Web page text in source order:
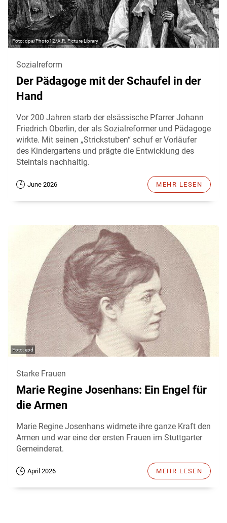
dpa/Photo12/A,R. Picture Library
Sozialreform
Der Pädagoge mit der Schaufel in der
Hand
Vor 200 Jahren starb der elsässische Pfarrer Johann
Friedrich Oberlin, der als Sozialreformer und Pädagoge
wirkte. Mit seinen „Strickstuben“ schuf er Vorläufer
des Kindergartens und prägte die Entwicklung des
Steintals nachhaltig.
June 2026 MEHR LESEN
epd
Starke Frauen
Marie Regine Josenhans: Ein Engel für
die Armen
Marie Regine Josenhans widmete ihre ganze Kraft den
Armen und war eine der ersten Frauen im Stuttgarter
Gemeinderat.
April 2026 MEHR LESEN